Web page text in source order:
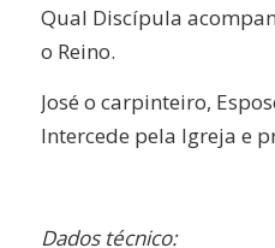
Qual Discípula
o Reino.
José o carpinteiro,
Intercede pela Igreja e
Dados técnico: